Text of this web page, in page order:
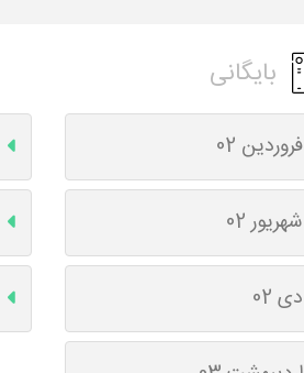
بایگانی
فروردین 02
شهریور 02
دی 02